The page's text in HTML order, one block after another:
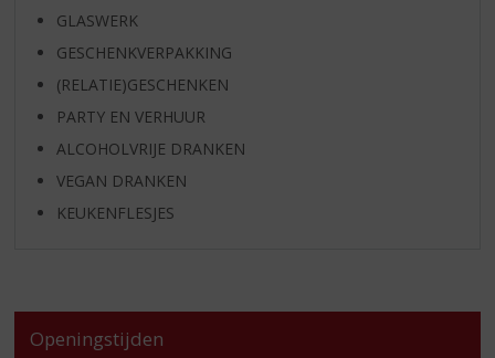
GLASWERK
GESCHENKVERPAKKING
(RELATIE)GESCHENKEN
PARTY EN VERHUUR
ALCOHOLVRIJE DRANKEN
VEGAN DRANKEN
KEUKENFLESJES
Openingstijden